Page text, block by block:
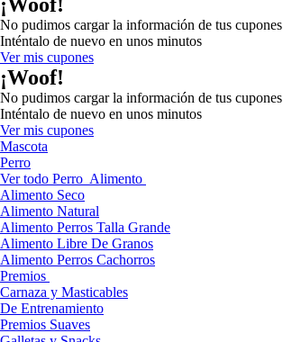
No pudimos cargar la información de tus cupones
Inténtalo de nuevo en unos minutos
Ver mis cupones
¡Woof!
No pudimos cargar la información de tus cupones
Inténtalo de nuevo en unos minutos
Ver mis cupones
Mascota
Perro
Ver todo Perro Alimento
Alimento Seco
Alimento Natural
Alimento Perros Talla Grande
Alimento Libre De Granos
Alimento Perros Cachorros
Premios
Carnaza y Masticables
De Entrenamiento
Premios Suaves